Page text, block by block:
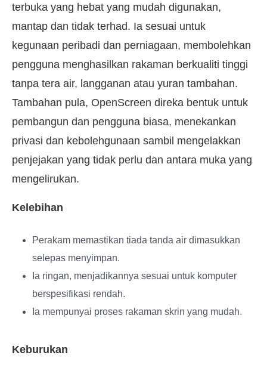
terbuka yang hebat yang mudah digunakan,
mantap dan tidak terhad. Ia sesuai untuk
kegunaan peribadi dan perniagaan, membolehkan
pengguna menghasilkan rakaman berkualiti tinggi
tanpa tera air, langganan atau yuran tambahan.
Tambahan pula, OpenScreen direka bentuk untuk
pembangun dan pengguna biasa, menekankan
privasi dan kebolehgunaan sambil mengelakkan
penjejakan yang tidak perlu dan antara muka yang
mengelirukan.
Kelebihan
Perakam memastikan tiada tanda air dimasukkan
selepas menyimpan.
Ia ringan, menjadikannya sesuai untuk komputer
berspesifikasi rendah.
Ia mempunyai proses rakaman skrin yang mudah.
Keburukan